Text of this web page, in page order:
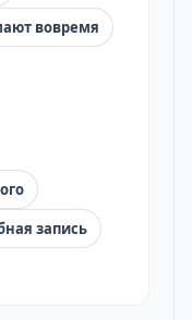
вовремя
запись